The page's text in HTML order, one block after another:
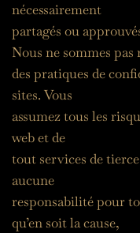
nécessairement
partagés ou
Nous ne sommes pas
des pratiques de
sites. Vous
assumez tous les
web et de
tout services de tierce
aucune
responsabilité pour
qu’en soit la cause,